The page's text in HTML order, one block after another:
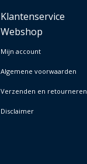
Klantenservice
Webshop
Mijn account
Algemene voorwaarden
Verzenden en retourneren
Disclaimer